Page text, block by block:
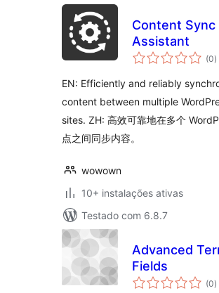
Content Sync
Assistant
(0)
EN: Efficiently and reliably
content between multiple
sites. ZH: 高效可靠地在多个
点之间同步内容。
wowown
10+ instalações ativas
Testado com 6.8.7
Advanced
Fields
(0)